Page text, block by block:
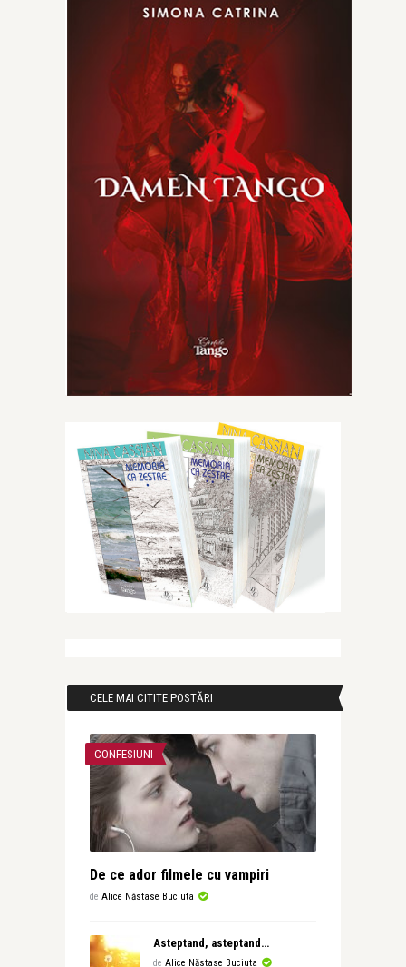
CELE MAI CITITE POSTĂRI
CONFESIUNI
De ce ador filmele cu vampiri
de Alice Năstase Buciuta
Asteptand, asteptand…
de Alice Năstase Buciuta